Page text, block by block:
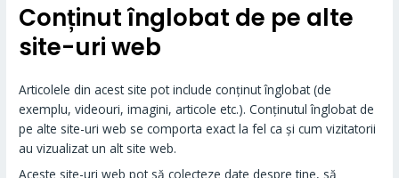
Conținut înglobat de pe alte
site-uri web
Articolele din acest site pot include conținut înglobat (de
exemplu, videouri, imagini, articole etc.). Conținutul înglobat de
pe alte site-uri web se comporta exact la fel ca și cum vizitatorii
au vizualizat un alt site web.
Aceste site-uri web pot să colecteze date despre tine, să